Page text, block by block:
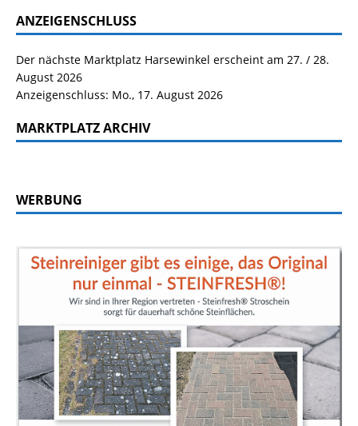
ANZEIGENSCHLUSS
Der nächste Marktplatz Harsewinkel erscheint am 27. / 28.
August 2026
Anzeigenschluss: Mo., 17. August 2026
MARKTPLATZ ARCHIV
WERBUNG